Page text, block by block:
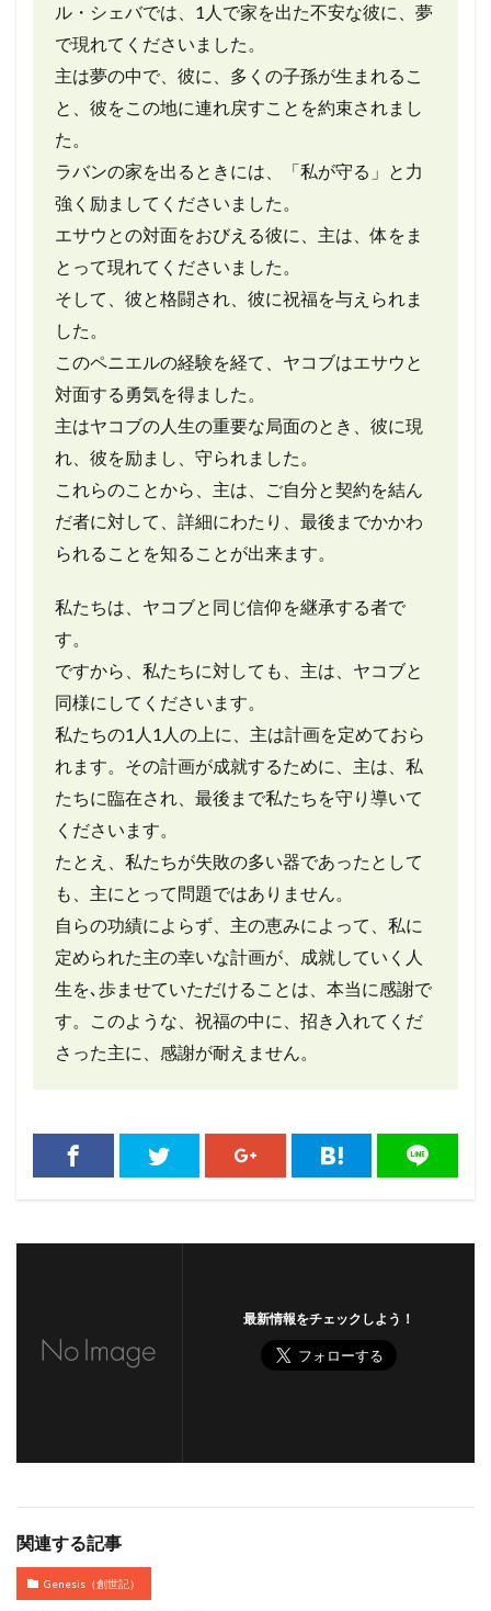
ル・シェバでは、1人で家を出た不安な彼に、夢
で現れてくださいました。
主は夢の中で、彼に、多くの子孫が生まれるこ
と、彼をこの地に連れ戻すことを約束されまし
た。
ラバンの家を出るときには、「私が守る」と力
強く励ましてくださいました。
エサウとの対面をおびえる彼に、主は、体をま
とって現れてくださいました。
そして、彼と格闘され、彼に祝福を与えられま
した。
このペニエルの経験を経て、ヤコブはエサウと
対面する勇気を得ました。
主はヤコブの人生の重要な局面のとき、彼に現
れ、彼を励まし、守られました。
これらのことから、主は、ご自分と契約を結ん
だ者に対して、詳細にわたり、最後までかかわ
られることを知ることが出来ます。
私たちは、ヤコブと同じ信仰を継承する者で
す。
ですから、私たちに対しても、主は、ヤコブと
同様にしてくださいます。
私たちの1人1人の上に、主は計画を定めておら
れます。その計画が成就するために、主は、私
たちに臨在され、最後まで私たちを守り導いて
くださいます。
たとえ、私たちが失敗の多い器であったとして
も、主にとって問題ではありません。
自らの功績によらず、主の恵みによって、私に
定められた主の幸いな計画が、成就していく人
生を､歩ませていただけることは、本当に感謝で
す。
このような、祝福の中に、招き入れてくだ
さった主に、感謝が耐えません。
最新情報をチェックしよう！
関連する記事
Genesis（創世記）